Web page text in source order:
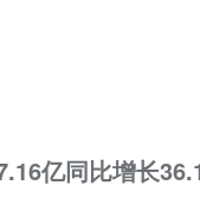
亿同比增长